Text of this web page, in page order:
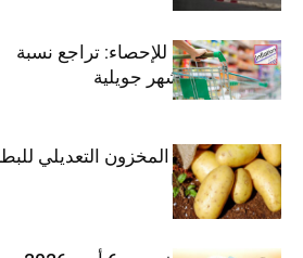
المعهد الوطني للإحصاء: تراجع نسبة
التضخم خلال شهر جويلية
وزارة الفلاحة : المخزون التعديلي
بلغ 12392 طنا